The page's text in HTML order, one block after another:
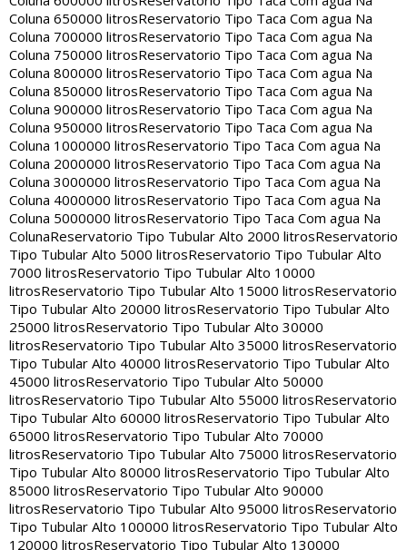
Coluna 650000 litrosReservatorio Tipo Taca Com agua Na
Coluna 700000 litrosReservatorio Tipo Taca Com agua Na
Coluna 750000 litrosReservatorio Tipo Taca Com agua Na
Coluna 800000 litrosReservatorio Tipo Taca Com agua Na
Coluna 850000 litrosReservatorio Tipo Taca Com agua Na
Coluna 900000 litrosReservatorio Tipo Taca Com agua Na
Coluna 950000 litrosReservatorio Tipo Taca Com agua Na
Coluna 1000000 litrosReservatorio Tipo Taca Com agua Na
Coluna 2000000 litrosReservatorio Tipo Taca Com agua Na
Coluna 3000000 litrosReservatorio Tipo Taca Com agua Na
Coluna 4000000 litrosReservatorio Tipo Taca Com agua Na
Coluna 5000000 litrosReservatorio Tipo Taca Com agua Na
ColunaReservatorio Tipo Tubular Alto 2000 litrosReservatorio
Tipo Tubular Alto 5000 litrosReservatorio Tipo Tubular Alto
7000 litrosReservatorio Tipo Tubular Alto 10000
litrosReservatorio Tipo Tubular Alto 15000 litrosReservatorio
Tipo Tubular Alto 20000 litrosReservatorio Tipo Tubular Alto
25000 litrosReservatorio Tipo Tubular Alto 30000
litrosReservatorio Tipo Tubular Alto 35000 litrosReservatorio
Tipo Tubular Alto 40000 litrosReservatorio Tipo Tubular Alto
45000 litrosReservatorio Tipo Tubular Alto 50000
litrosReservatorio Tipo Tubular Alto 55000 litrosReservatorio
Tipo Tubular Alto 60000 litrosReservatorio Tipo Tubular Alto
65000 litrosReservatorio Tipo Tubular Alto 70000
litrosReservatorio Tipo Tubular Alto 75000 litrosReservatorio
Tipo Tubular Alto 80000 litrosReservatorio Tipo Tubular Alto
85000 litrosReservatorio Tipo Tubular Alto 90000
litrosReservatorio Tipo Tubular Alto 95000 litrosReservatorio
Tipo Tubular Alto 100000 litrosReservatorio Tipo Tubular Alto
120000 litrosReservatorio Tipo Tubular Alto 130000